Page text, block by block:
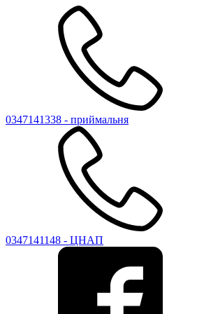
0347141338 - приймальня
0347141148 - ЦНАП